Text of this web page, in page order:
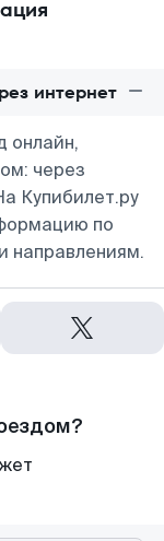
интернет
онлайн,
через
Купибилет.ру
по
направлениям.